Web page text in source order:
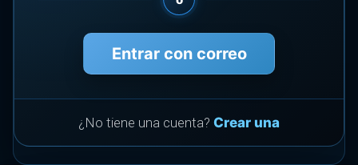
Entrar con correo
¿No tiene una cuenta? Crear una